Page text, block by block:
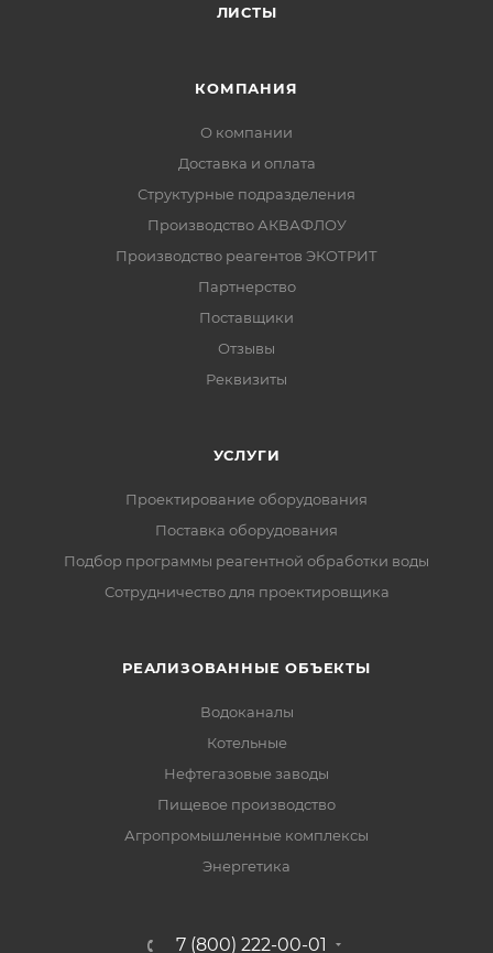
ЛИСТЫ
КОМПАНИЯ
О компании
Доставка и оплата
Структурные подразделения
Производство АКВАФЛОУ
Производство реагентов ЭКОТРИТ
Партнерство
Поставщики
Отзывы
Реквизиты
УСЛУГИ
Проектирование оборудования
Поставка оборудования
Подбор программы реагентной обработки воды
Сотрудничество для проектировщика
РЕАЛИЗОВАННЫЕ ОБЪЕКТЫ
Водоканалы
Котельные
Нефтегазовые заводы
Пищевое производство
Агропромышленные комплексы
Энергетика
7 (800) 222-00-01